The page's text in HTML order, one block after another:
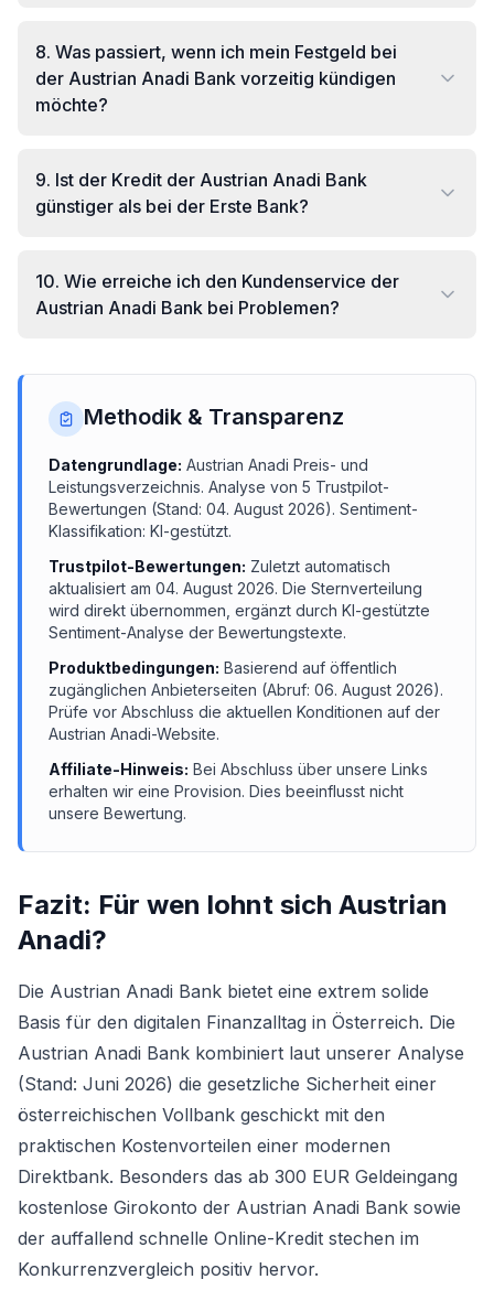
8. Was passiert, wenn ich mein Festgeld bei
der Austrian Anadi Bank vorzeitig kündigen
möchte?
9. Ist der Kredit der Austrian Anadi Bank
günstiger als bei der Erste Bank?
10. Wie erreiche ich den Kundenservice der
Austrian Anadi Bank bei Problemen?
Methodik & Transparenz
Datengrundlage: Austrian Anadi Preis- und
Leistungsverzeichnis. Analyse von 5 Trustpilot-
Bewertungen (Stand: 04. August 2026). Sentiment-
Klassifikation: KI-gestützt.
Trustpilot-Bewertungen: Zuletzt automatisch
aktualisiert am 04. August 2026. Die Sternverteilung
wird direkt übernommen, ergänzt durch KI-gestützte
Sentiment-Analyse der Bewertungstexte.
Produktbedingungen: Basierend auf öffentlich
zugänglichen Anbieterseiten (Abruf: 06. August 2026).
Prüfe vor Abschluss die aktuellen Konditionen auf der
Austrian Anadi-Website.
Affiliate-Hinweis: Bei Abschluss über unsere Links
erhalten wir eine Provision. Dies beeinflusst nicht
unsere Bewertung.
Fazit: Für wen lohnt sich Austrian
Anadi?
Die Austrian Anadi Bank bietet eine extrem solide
Basis für den digitalen Finanzalltag in Österreich. Die
Austrian Anadi Bank kombiniert laut unserer Analyse
(Stand: Juni 2026) die gesetzliche Sicherheit einer
österreichischen Vollbank geschickt mit den
praktischen Kostenvorteilen einer modernen
Direktbank. Besonders das ab 300 EUR Geldeingang
kostenlose Girokonto der Austrian Anadi Bank sowie
der auffallend schnelle Online-Kredit stechen im
Konkurrenzvergleich positiv hervor.